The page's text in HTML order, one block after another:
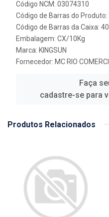
Código NCM: 03074310
Código de Barras do
Código de Barras da Caixa:
Embalagem: CX/10Kg
Marca: KINGSUN
Fornecedor: MC RIO
Faça
cadastre-se para
Produtos Relacionados